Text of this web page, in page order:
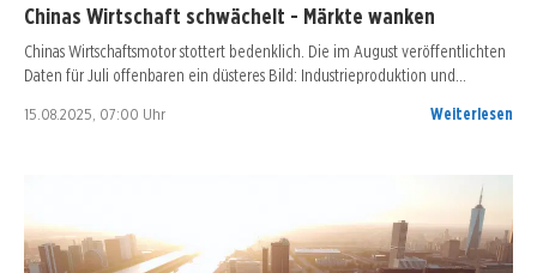
Chinas Wirtschaft schwächelt - Märkte wanken
Chinas Wirtschaftsmotor stottert bedenklich. Die im August veröffentlichten
Daten für Juli offenbaren ein düsteres Bild: Industrieproduktion und…
15.08.2025, 07:00 Uhr Weiterlesen